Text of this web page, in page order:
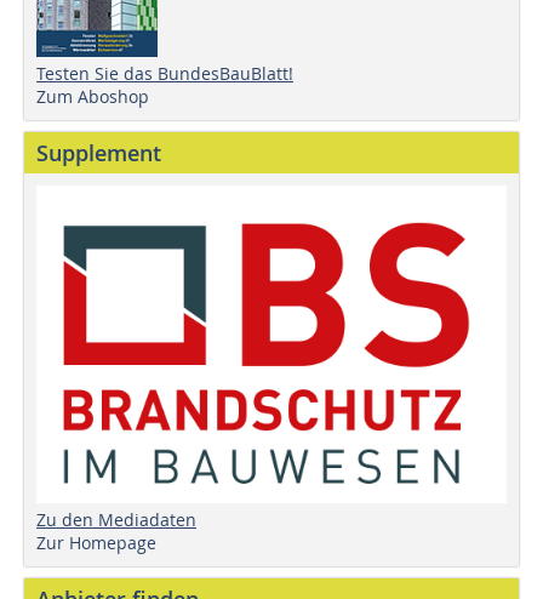
Testen Sie das BundesBauBlatt!
Zum Aboshop
Supplement
Zu den Mediadaten
Zur Homepage